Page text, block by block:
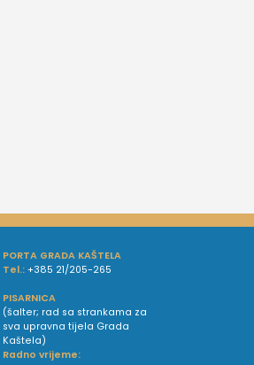
PORTA GRADA KAŠTELA
Tel.: +385 21/205-265
PISARNICA
(šalter; rad sa strankama za
sva upravna tijela Grada
Kaštela)
Radno vrijeme: